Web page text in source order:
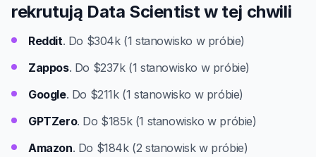
rekrutują Data Scientist w tej chwili
Reddit. Do $304k (1 stanowisko w próbie)
Zappos. Do $237k (1 stanowisko w próbie)
Google. Do $211k (1 stanowisko w próbie)
GPTZero. Do $185k (1 stanowisko w próbie)
Amazon. Do $184k (2 stanowisk w próbie)